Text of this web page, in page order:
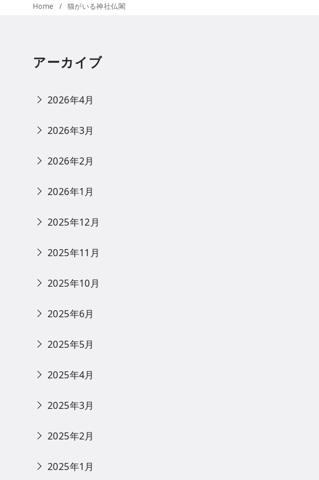
Home 猫がいる神社仏閣
アーカイブ
2026年4月
2026年3月
2026年2月
2026年1月
2025年12月
2025年11月
2025年10月
2025年6月
2025年5月
2025年4月
2025年3月
2025年2月
2025年1月